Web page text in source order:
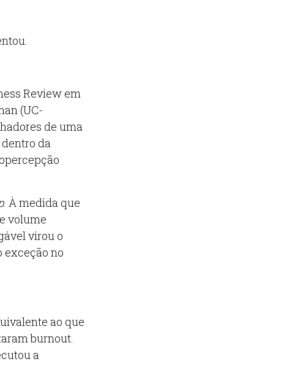
Review em
(UC-
de uma
da
. À medida que
volume
virou o
exceção no
ao que
burnout.
a